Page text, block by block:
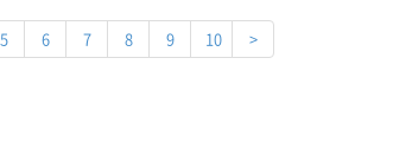
5 6 7 8 9 10 >